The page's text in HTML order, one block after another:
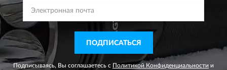
ПОДПИСАТЬСЯ
Подписываясь, Вы соглашаетесь с Политикой Конфиденциальности и